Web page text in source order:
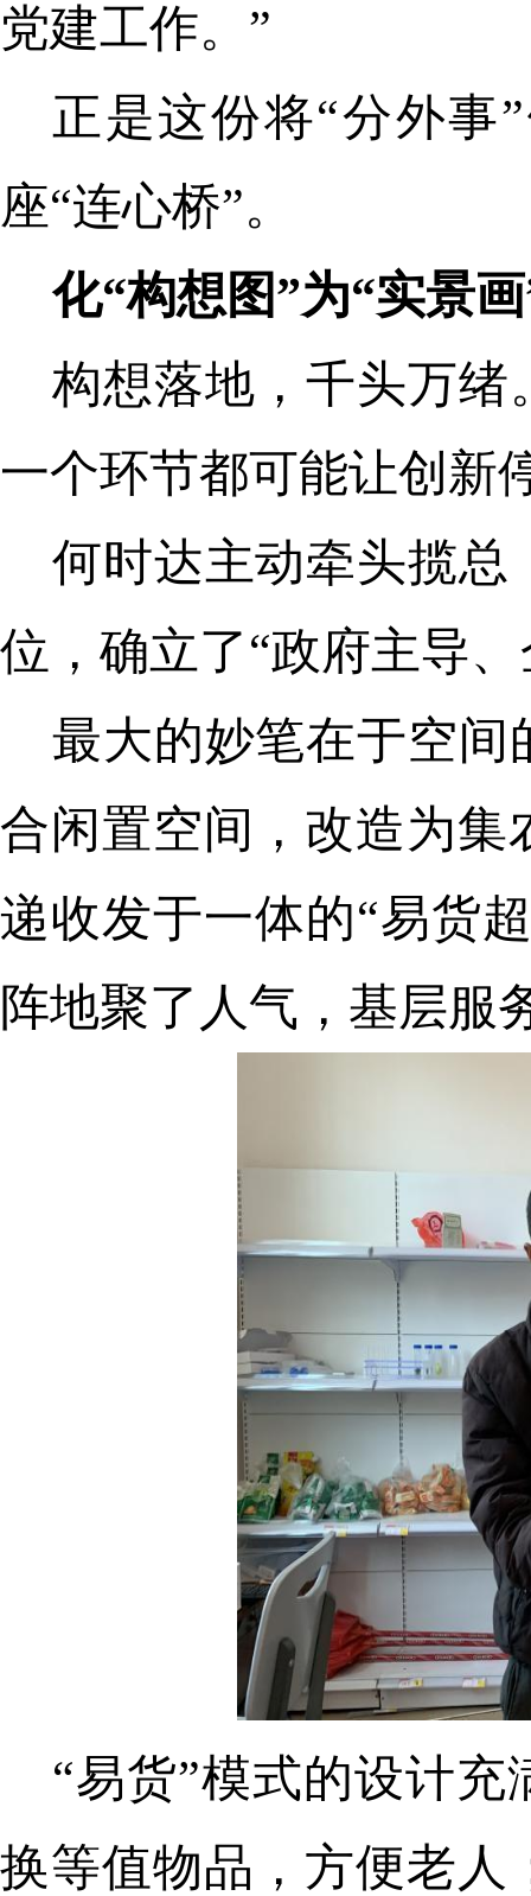
党建工作。”
正是这份将“分外事
座“连心桥”。
化“构想图”为“实景
构想落地，千头万绪
一个环节都可能让创新
何时达主动牵头揽总
位，确立了“政府主导
最大的妙笔在于空间
合闲置空间，改造为
递收发于一体的“易货
阵地聚了人气，基层服
“易货”模式的设计
换等值物品，方便老人